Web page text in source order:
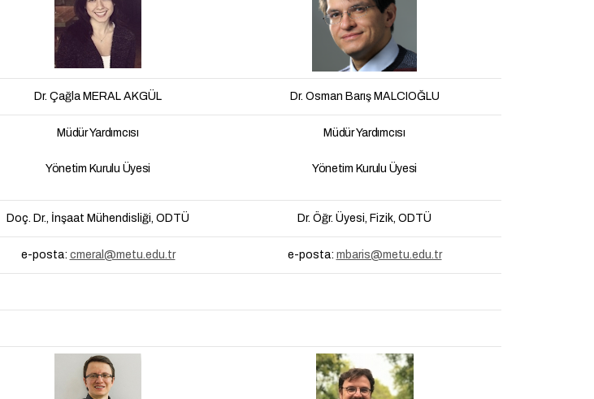
Dr. Çağla MERAL AKGÜL Dr. Osman Barış MALCIOĞLU
Müdür Yardımcısı
Yönetim Kurulu Üyesi
Müdür Yardımcısı
Yönetim Kurulu Üyesi
Doç. Dr., İnşaat Mühendisliği, ODTÜ Dr. Öğr. Üyesi, Fizik, ODTÜ
e-posta: cmeral@metu.edu.tr e-posta: mbaris@metu.edu.tr